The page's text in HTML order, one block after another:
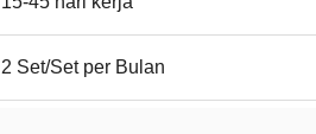
2 Set/Set per Bulan